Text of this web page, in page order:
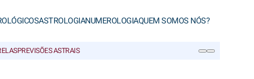
ASTROLOGIANUMEROLOGIAQUEM SOMOS NÓS?
PREVISÕES ASTRAIS